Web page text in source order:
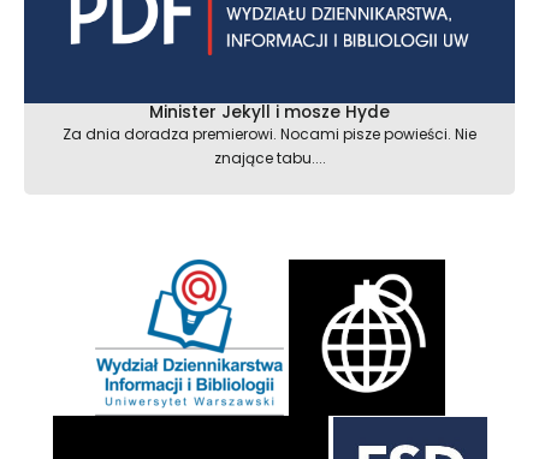
Minister Jekyll i mosze Hyde
Za dnia doradza premierowi. Nocami pisze powieści. Nie
znające tabu....